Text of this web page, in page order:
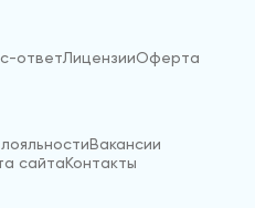
ответЛицензииОферта
Вакансии
сайтаКонтакты